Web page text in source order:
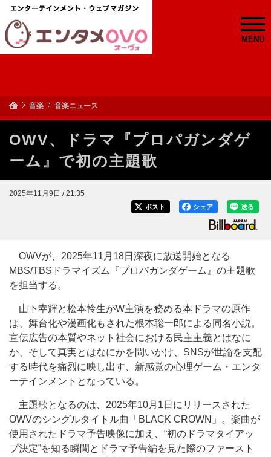
MENU
音楽 音楽ニュース
OWV、ドラマ『プロパガンダゲ
ーム』で初の主題歌
2025年11月9日 / 21:35
送る
シェア
ポスト
OWVが、2025年11月18日深夜に放送開始となる
MBS/TBSドラマイズム『プロパガンダゲーム』の主題歌
を担当する。
山下幸輝と松本怜生がW主演を務める本ドラマの原作
は、舞台化や漫画化もされた根本聡一郎による同名小説。
宣伝広告の本質やネット社会における民主主義とはなに
か、そして真実とはなにかを問いかけ、SNSが世論を支配
する時代を痛烈に映し出す、新感覚の心理ゲーム・エンタ
ーテインメントとなっている。
主題歌となるのは、2025年10月1日にリリースされた
OWVのシングルタイトル曲「BLACK CROWN」。楽曲が
使用されたドラマ予告映像に加え、“初のドラマタイアッ
プ決定”を知る瞬間とドラマ予告編を見た際のファースト